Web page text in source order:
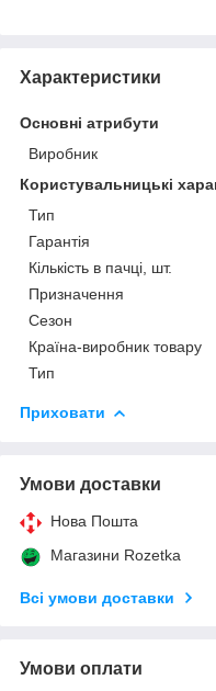
Характеристики
Основні атрибути
Виробник
Користувальницькі
Тип
Гарантія
Кількість в пачці, шт.
Призначення
Сезон
Країна-виробник товару
Тип
Приховати
Умови доставки
Нова Пошта
Магазини Rozetka
Всі умови доставки
Умови оплати